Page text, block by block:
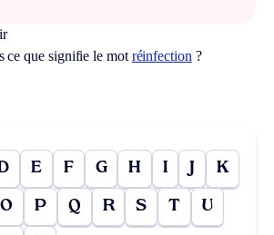
ce que signifie le mot réinfection ?
E F G H I J K
O P Q R S T U